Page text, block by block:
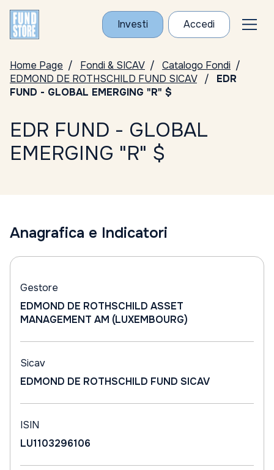
Investi Accedi
Home Page Fondi & SICAV
Catalogo Fondi
EDMOND DE ROTHSCHILD FUND SICAV
EDR
FUND - GLOBAL EMERGING "R" $
EDR FUND - GLOBAL
EMERGING "R" $
Anagrafica e Indicatori
Gestore
EDMOND DE ROTHSCHILD ASSET
MANAGEMENT AM (LUXEMBOURG)
Sicav
EDMOND DE ROTHSCHILD FUND SICAV
ISIN
LU1103296106